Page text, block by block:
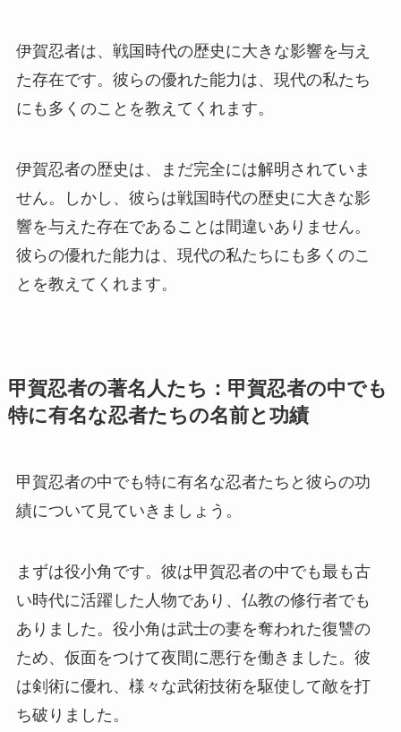
伊賀忍者は、戦国時代の歴史に大きな影響を与え
た存在です。彼らの優れた能力は、現代の私たち
にも多くのことを教えてくれます。
伊賀忍者の歴史は、まだ完全には解明されていま
せん。しかし、彼らは戦国時代の歴史に大きな影
響を与えた存在であることは間違いありません。
彼らの優れた能力は、現代の私たちにも多くのこ
とを教えてくれます。
甲賀忍者の著名人たち：甲賀忍者の中でも
特に有名な忍者たちの名前と功績
甲賀忍者の中でも特に有名な忍者たちと彼らの功
績について見ていきましょう。
まずは役小角です。彼は甲賀忍者の中でも最も古
い時代に活躍した人物であり、仏教の修行者でも
ありました。役小角は武士の妻を奪われた復讐の
ため、仮面をつけて夜間に悪行を働きました。彼
は剣術に優れ、様々な武術技術を駆使して敵を打
ち破りました。